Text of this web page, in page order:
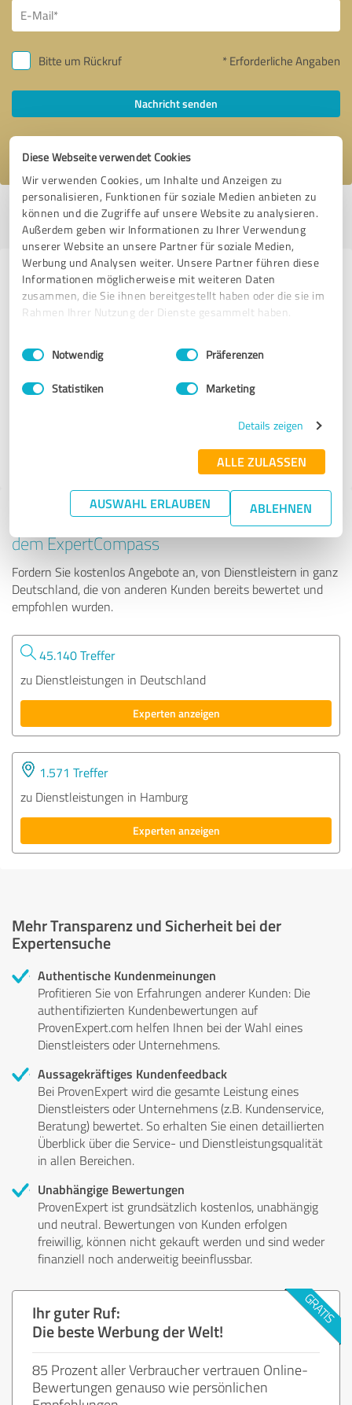
Diese Webseite verwendet Cookies
Wir verwenden Cookies, um Inhalte und Anzeigen zu
personalisieren, Funktionen für soziale Medien anbieten zu
können und die Zugriffe auf unsere Website zu analysieren.
Außerdem geben wir Informationen zu Ihrer Verwendung
unserer Website an unsere Partner für soziale Medien,
Werbung und Analysen weiter. Unsere Partner führen diese
Informationen möglicherweise mit weiteren Daten
zusammen, die Sie ihnen bereitgestellt haben oder die sie im
Rahmen Ihrer Nutzung der Dienste gesammelt haben.
Impressum Datenschutzbestimmungen
Einwilligungsauswahl
Notwendig Präferenzen
Statistiken Marketing
Details zeigen
ALLE ZULASSEN
AUSWAHL ERLAUBEN ABLEHNEN
Bitte um Rückruf * Erforderliche Angaben
Nachricht senden
Ich stimme den
Profil aktiv seit 12.12.2023 |Letzte Aktualisierung: 18.07.2026|Profil
melden
Erfahrungen zu weiteren
Anbietern aus dem Bereich
Hemdenstickerei Steinwinter
Tipp: Die passenden Experten finden - mit
dem ExpertCompass
Fordern Sie kostenlos Angebote an, von Dienstleistern in ganz
Deutschland, die von anderen Kunden bereits bewertet und
empfohlen wurden.
45.140 Treffer
zu Dienstleistungen in Deutschland
Experten anzeigen
1.571 Treffer
zu Dienstleistungen in Hamburg
Experten anzeigen
Mehr Transparenz und Sicherheit bei der
Expertensuche
Authentische Kundenmeinungen
Profitieren Sie von Erfahrungen anderer Kunden: Die
authentifizierten Kundenbewertungen auf
ProvenExpert.com helfen Ihnen bei der Wahl eines
Dienstleisters oder Unternehmens.
Aussagekräftiges Kundenfeedback
Bei ProvenExpert wird die gesamte Leistung eines
Dienstleisters oder Unternehmens (z.B. Kundenservice,
Beratung) bewertet. So erhalten Sie einen detaillierten
Überblick über die Service- und Dienstleistungsqualität
in allen Bereichen.
Unabhängige Bewertungen
ProvenExpert ist grundsätzlich kostenlos, unabhängig
und neutral. Bewertungen von Kunden erfolgen
freiwillig, können nicht gekauft werden und sind weder
finanziell noch anderweitig beeinflussbar.
Ihr guter Ruf:
Die beste Werbung der Welt!
85 Prozent aller Verbraucher vertrauen Online-
Bewertungen genauso wie persönlichen